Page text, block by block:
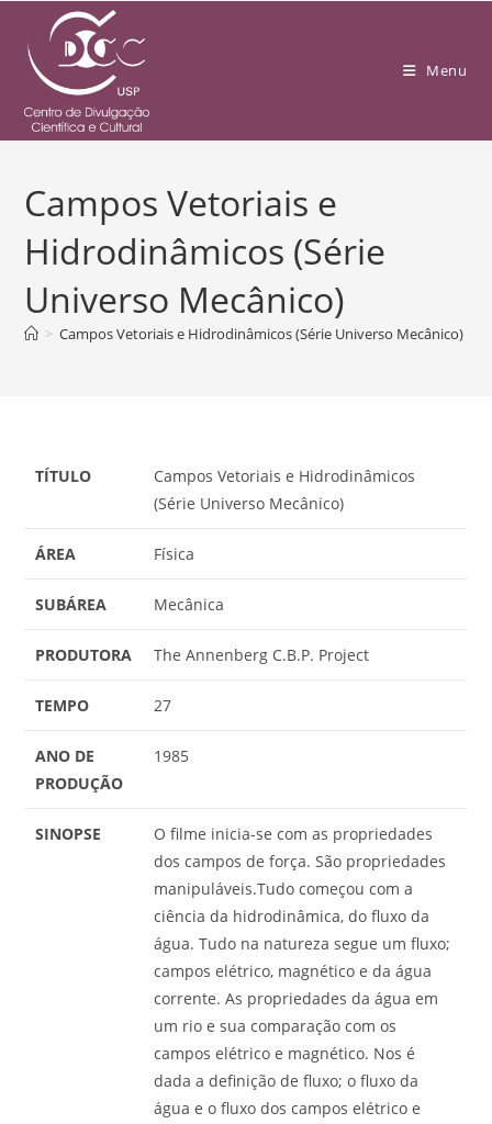
Menu
Campos Vetoriais e
Hidrodinâmicos (Série
Universo Mecânico)
> Campos Vetoriais e Hidrodinâmicos (Série Universo Mecânico)
TÍTULO
Campos Vetoriais e Hidrodinâmicos
(Série Universo Mecânico)
ÁREA Física
SUBÁREA Mecânica
PRODUTORA The Annenberg C.B.P. Project
TEMPO 27
ANO DE
PRODUÇÃO
1985
SINOPSE
O filme inicia-se com as propriedades
dos campos de força. São propriedades
manipuláveis.Tudo começou com a
ciência da hidrodinâmica, do fluxo da
água. Tudo na natureza segue um fluxo;
campos elétrico, magnético e da água
corrente. As propriedades da água em
um rio e sua comparação com os
campos elétrico e magnético. Nos é
dada a definição de fluxo; o fluxo da
água e o fluxo dos campos elétrico e